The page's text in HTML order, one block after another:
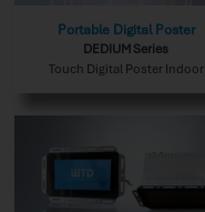
Portable Digital Poster
DEDIUM Series
Touch Digital Poster Indoor